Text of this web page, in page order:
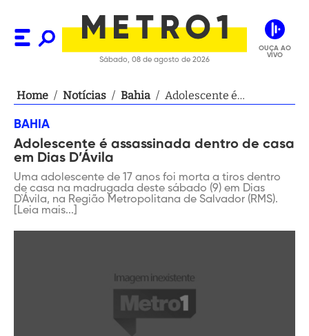
Sábado, 08 de agosto de 2026
OUÇA AO
VIVO
Home / Notícias / Bahia / Adolescente é
BAHIA
Adolescente é assassinada dentro de casa
em Dias D’Ávila
Uma adolescente de 17 anos foi morta a tiros dentro
de casa na madrugada deste sábado (9) em Dias
D`Ávila, na Região Metropolitana de Salvador (RMS).
[Leia mais...]